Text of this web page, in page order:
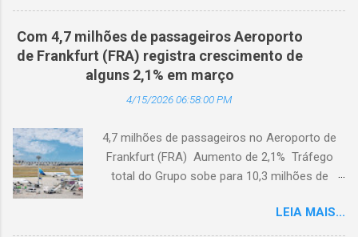
em coreano. (Arquivo © BlogTurS) Este marco
surge no momento em que a Academia celebra
seu primeiro aniversário e ultrapassa a marca
de 3.000 usuários cadastrados, dando
continuidade à sua missão de apoiar
profissionais da hotelaria em toda a região,
sobre turismo mais sustentável, com base no
Padrão Hoteleiro GSTC. Desde o seu
lançamento, há um ano, a Academia de
recurso para profissionais da hotelaria que
Com 4,7 milhões de passageiros Aeroporto
de Frankfurt (FRA) registra crescimento de
alguns 2,1% em março
4/15/2026 06:58:00 PM
4,7 milhões de passageiros no Aeroporto de
Frankfurt (FRA) Aumento de 2,1% Tráfego
total do Grupo sobe para 10,3 milhões de
4,7 milhões de passageiros utilizaram o
Aeroporto de Frankfurt (FRA) em março de
LEIA MAIS...